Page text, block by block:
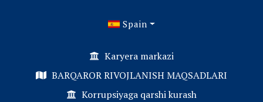
Spain
Karyera markazi
BARQAROR RIVOJLANISH MAQSADLARI
Korrupsiyaga qarshi kurash